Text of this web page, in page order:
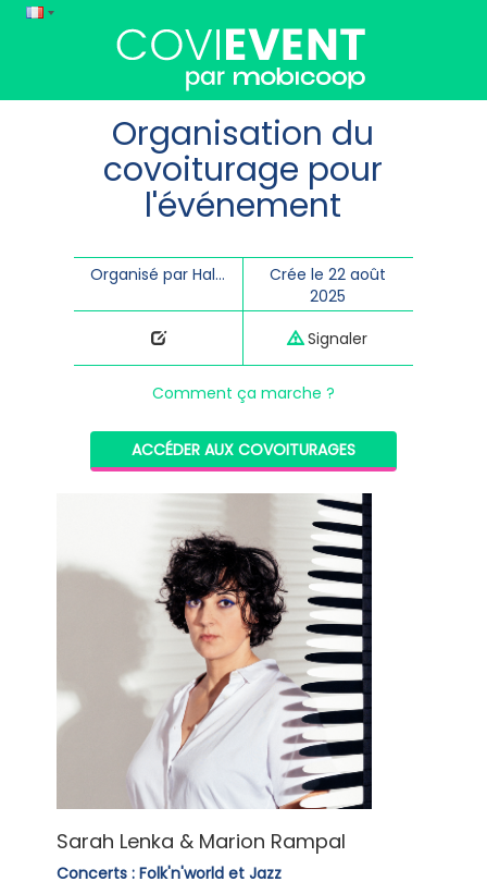
Organisation du
covoiturage pour
l'événement
Organisé par HalleôGrains - théâtre de Bayeux
Crée le 22 août
2025
Signaler
Comment ça marche ?
ACCÉDER AUX COVOITURAGES
Sarah Lenka & Marion Rampal
Concerts : Folk'n'world et Jazz